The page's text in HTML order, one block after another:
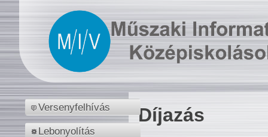
Versenyfelhívás
Lebonyolítás
Díjazás